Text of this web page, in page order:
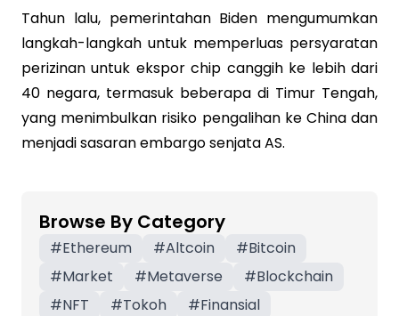
Tahun lalu, pemerintahan Biden mengumumkan
langkah-langkah untuk memperluas persyaratan
perizinan untuk ekspor chip canggih ke lebih dari
40 negara, termasuk beberapa di Timur Tengah,
yang menimbulkan risiko pengalihan ke China dan
menjadi sasaran embargo senjata AS.
Browse By Category
#Ethereum #Altcoin #Bitcoin
#Market #Metaverse #Blockchain
#NFT #Tokoh #Finansial